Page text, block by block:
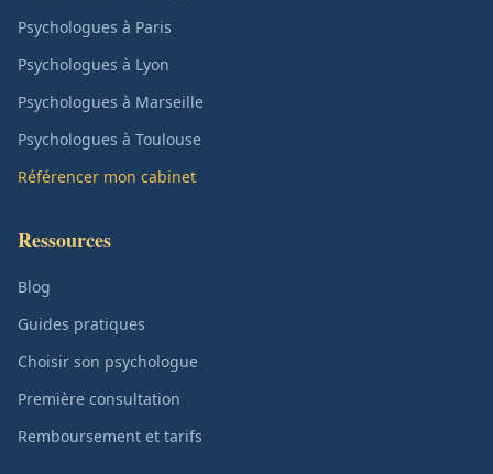
Psychologues à Paris
Psychologues à Lyon
Psychologues à Marseille
Psychologues à Toulouse
Référencer mon cabinet
Ressources
Blog
Guides pratiques
Choisir son psychologue
Première consultation
Remboursement et tarifs